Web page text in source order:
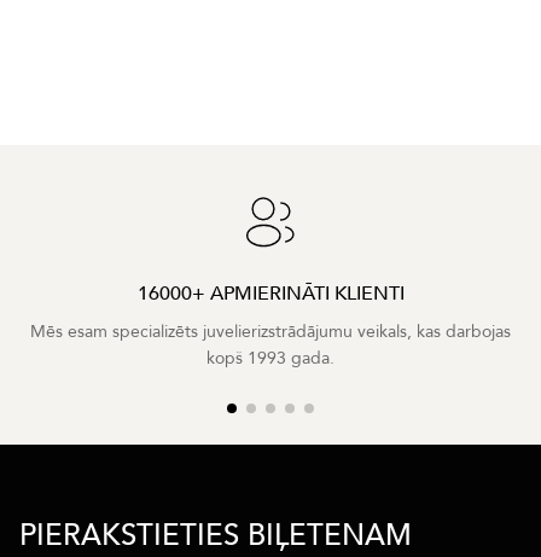
16000+ APMIERINĀTI KLIENTI
Mēs esam specializēts juvelierizstrādājumu veikals, kas darbojas
kopš 1993 gada.
PIERAKSTIETIES BIĻETENAM